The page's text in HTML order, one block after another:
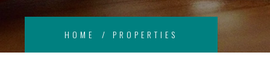
HOME PROPERTIES